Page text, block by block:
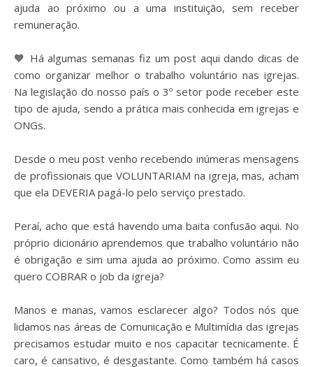
ajuda ao próximo ou a uma instituição, sem receber
remuneração.
🧡 Há algumas semanas fiz um post aqui dando dicas de
como organizar melhor o trabalho voluntário nas igrejas.
Na legislação do nosso país o 3º setor pode receber este
tipo de ajuda, sendo a prática mais conhecida em igrejas e
ONGs.
Desde o meu post venho recebendo inúmeras mensagens
de profissionais que VOLUNTARIAM na igreja, mas, acham
que ela DEVERIA pagá-lo pelo serviço prestado.
Peraí, acho que está havendo uma baita confusão aqui. No
próprio dicionário aprendemos que trabalho voluntário não
é obrigação e sim uma ajuda ao próximo. Como assim eu
quero COBRAR o job da igreja?
Manos e manas, vamos esclarecer algo? Todos nós que
lidamos nas áreas de Comunicação e Multimídia das igrejas
precisamos estudar muito e nos capacitar tecnicamente. É
caro, é cansativo, é desgastante. Como também há casos